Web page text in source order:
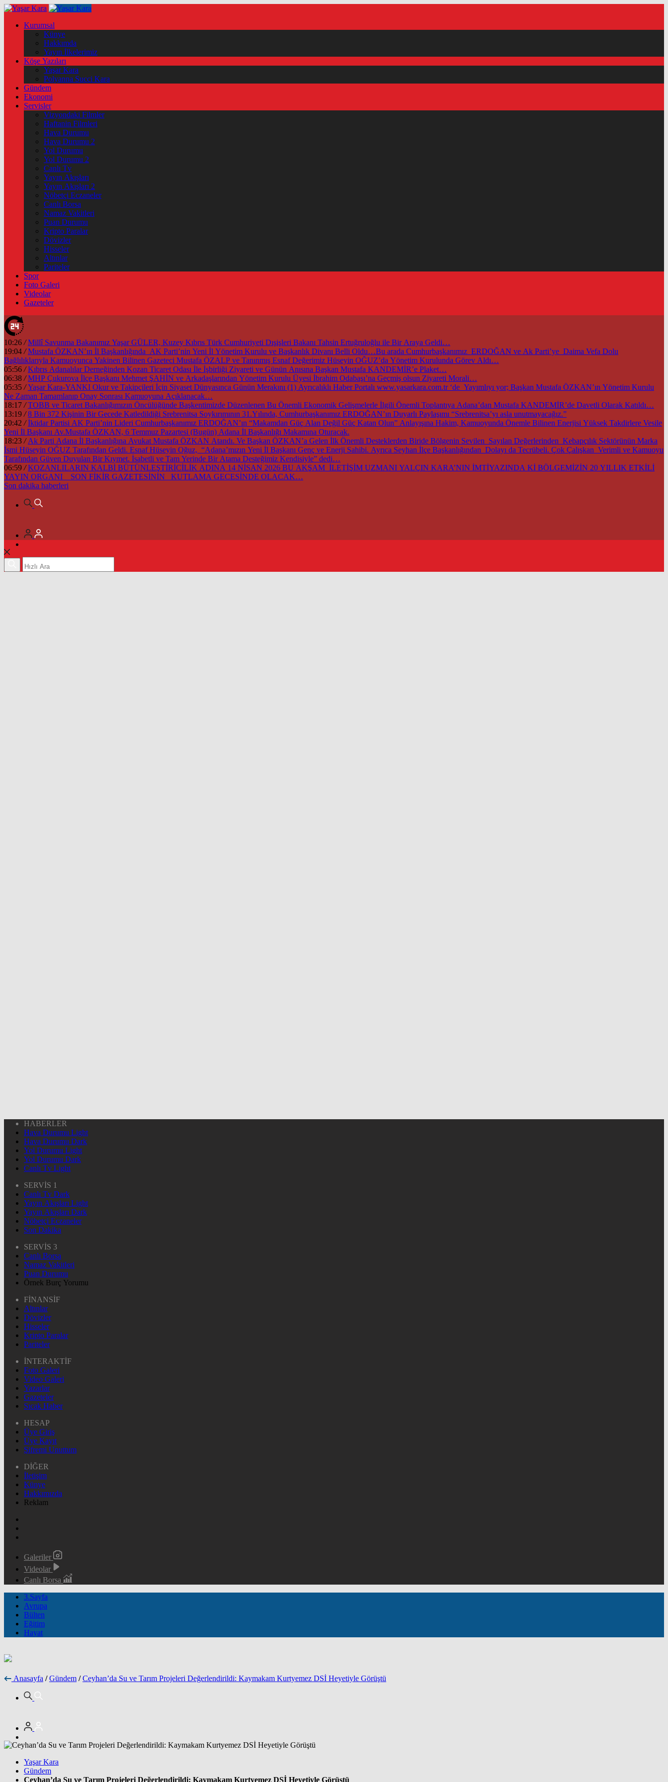
Kurumsal
Künye
Hakkımda
Yayın İlkelerimiz
Köşe Yazıları
Yaşar Kara
Polyanna Succi Kara
Gündem
Ekonomi
Servisler
Vizyondaki Filmler
Haftanin Filmleri
Hava Durumu
Hava Durumu 2
Yol Durumu
Yol Durumu 2
Canlı Tv
Yayın Akışları
Yayın Akışları 2
Nöbetçi Eczaneler
Canlı Borsa
Namaz Vakitleri
Puan Durumu
Kripto Paralar
Dövizler
Hisseler
Altınlar
Pariteler
Spor
Foto Galeri
Videolar
Gazeteler
10:26 / Millî Savunma Bakanımız Yaşar GÜLER, Kuzey Kıbrıs Türk Cumhuriyeti Dışişleri Bakanı Tahsin Ertuğruloğlu ile Bir Araya Geldi…
19:04 / Mustafa ÖZKAN’ın İl Başkanlığında AK Parti’nin Yeni İl Yönetim Kurulu ve Başkanlık Divanı Belli Oldu…Bu arada Cumhurbaşkanımız ERDOĞAN ve Ak Parti’ye Daima Vefa Dolu
Bağlılıklarıyla Kamuoyunca Yakinen Bilinen Gazeteci Mustafa ÖZALP ve Tanınmış Esnaf Değerimiz Hüseyin OĞUZ’da Yönetim Kurulunda Görev Aldı…
05:56 / Kıbrıs Adanalılar Derneğinden Kozan Ticaret Odası İle İşbirliği Ziyareti ve Günün Anısına Başkan Mustafa KANDEMİR’e Plaket…
06:38 / MHP Çukurova İlçe Başkanı Mehmet ŞAHİN ve Arkadaşlarından Yönetim Kurulu Üyesi İbrahim Odabaşı’na Geçmiş olsun Ziyareti Morali…
05:35 / Yaşar Kara-YANKI Okur ve Takipçileri İçin Siyaset Dünyasınca Günün Merakını (1) Ayrıcalıklı Haber Portalı www.yasarkara.com.tr ‘de Yayımlıyı yor; Başkan Mustafa ÖZKAN’ın Yönetim Kurulu
Ne Zaman Tamamlanıp Onay Sonrası Kamuoyuna Açıklanacak…
18:17 /
TOBB ve Ticaret Bakanlığımızın Öncülüğünde Başkentimizde Düzenlenen Bu Önemli Ekonomik Gelişmelerle İlgili Önemli Toplantıya Adana’dan Mustafa KANDEMİR’de Davetli Olarak Katıldı…
13:19 / 8 Bin 372 Kişinin Bir Gecede Katledildiği Srebrenitsa Soykırımının 31.Yılında, Cumhurbaşkanımız ERDOĞAN’ın Duyarlı Paylaşımı “Srebrenitsa’yı asla unutmayacağız.”
20:42 / İktidar Partisi AK Parti’nin Lideri Cumhurbaşkanımız ERDOĞAN’ın “Makamdan Güç Alan Değil Güç Katan Olun” Anlayışına Hakim, Kamuoyunda Önemle Bilinen Enerjisi Yüksek Takdirlere Vesile
Yeni İl Başkanı Av.Mustafa ÖZKAN, 6 Temmuz Pazartesi (Bugün) Adana İl Başkanlığı Makamına Oturacak.
18:23 / Ak Parti Adana İl Başkanlığına Avukat Mustafa ÖZKAN Atandı. Ve Başkan ÖZKAN’a Gelen İlk Önemli Desteklerden Biride Bölgenin Sevilen Sayılan Değerlerinden Kebapçılık Sektörünün Marka
İsmi Hüseyin OĞUZ Tarafından Geldi. Esnaf Hüseyin Oğuz, “Adana’mızın Yeni İl Başkanı Genç ve Enerji Sahibi. Ayrıca Seyhan İlçe Başkanlığından Dolayı da Tecrübeli. Çok Çalışkan Verimli ve Kamuoyu
Tarafından Güven Duyulan Bir Kıymet. İsabetli ve Tam Yerinde Bir Atama Desteğimiz Kendisiyle” dedi…
06:59 / KOZANLILARIN KALBİ BÜTÜNLEŞTİRİCİLİK ADINA 14 NİSAN 2026 BU AKŞAM İLETİŞİM UZMANI YALÇIN KARA’NIN İMTİYAZINDA Kİ BÖLGEMİZİN 20 YILLIK ETKİLİ
YAYIN ORGANI SON FİKİR GAZETESİNİN KUTLAMA GECESİNDE OLACAK…
Son dakika haberleri
HABERLER
Hava Durumu Light
Hava Durumu Dark
Yol Durumu Light
Yol Durumu Dark
Canlı Tv Light
SERVİS 1
Canlı Tv Dark
Yayın Akışları Light
Yayın Akışları Dark
Nöbetçi Eczaneler
Son Dakika
SERVİS 3
Canlı Borsa
Namaz Vakitleri
Puan Durumu
Örnek Burç Yorumu
FİNANSİF
Altınlar
Dövizler
Hisseler
Kripto Paralar
Pariteler
İNTERAKTİF
Foto Galeri
Video Galeri
Yazarlar
Gazeteler
Sıcak Haber
HESAP
Üye Giriş
Üye Kayıt
Şifremi Unuttum
DİĞER
İletişim
Künye
Hakkımızda
Reklam
Galeriler
Videolar
Canlı Borsa
3.Sayfa
Avrupa
Bülten
Eğitim
Hayat
Anasayfa / Gündem / Ceyhan’da Su ve Tarım Projeleri Değerlendirildi: Kaymakam Kurtyemez DSİ Heyetiyle Görüştü
Yaşar Kara
Gündem
Ceyhan’da Su ve Tarım Projeleri Değerlendirildi: Kaymakam Kurtyemez DSİ Heyetiyle Görüştü